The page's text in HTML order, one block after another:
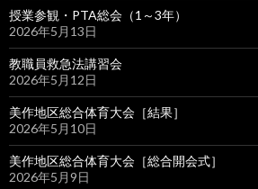
授業参観・PTA総会（1～3年）
2026年5月13日
教職員救急法講習会
2026年5月12日
美作地区総合体育大会［結果］
2026年5月10日
美作地区総合体育大会［総合開会式］
2026年5月9日